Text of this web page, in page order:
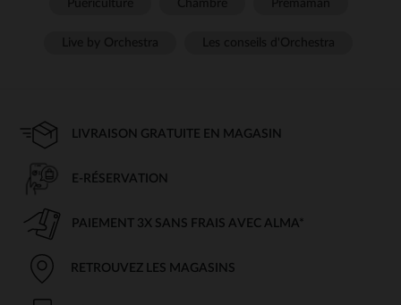
LIVRAISON GRATUITE EN MAGASIN
E-RÉSERVATION
PAIEMENT 3X SANS FRAIS AVEC ALMA*
RETROUVEZ LES MAGASINS